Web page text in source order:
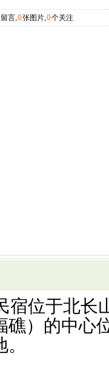
言,0张图片,0个关注
位于北长
礁）的中心